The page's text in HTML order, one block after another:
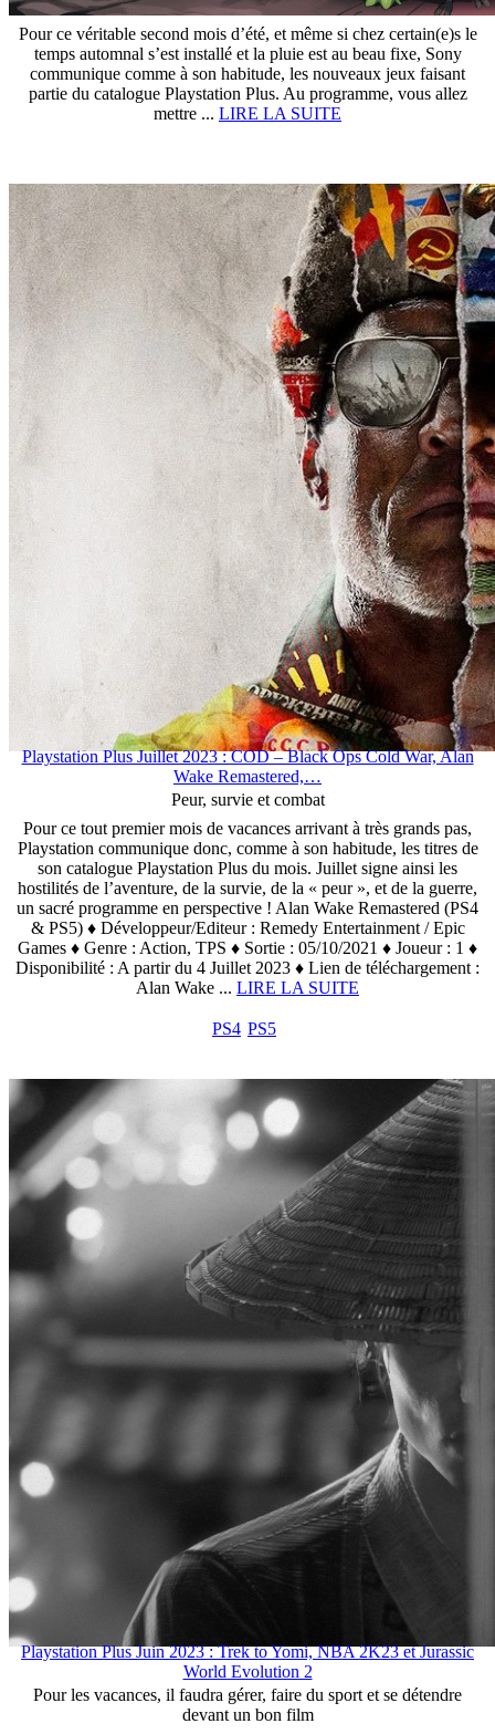
Pour ce véritable second mois d’été, et même si chez certain(e)s le
temps automnal s’est installé et la pluie est au beau fixe, Sony
communique comme à son habitude, les nouveaux jeux faisant
partie du catalogue Playstation Plus. Au programme, vous allez
mettre ... LIRE LA SUITE
Playstation Plus Juillet 2023 : COD – Black Ops Cold War, Alan
Wake Remastered,…
Peur, survie et combat
Pour ce tout premier mois de vacances arrivant à très grands pas,
Playstation communique donc, comme à son habitude, les titres de
son catalogue Playstation Plus du mois. Juillet signe ainsi les
hostilités de l’aventure, de la survie, de la « peur », et de la guerre,
un sacré programme en perspective ! Alan Wake Remastered (PS4
& PS5) ♦ Développeur/Editeur : Remedy Entertainment / Epic
Games ♦ Genre : Action, TPS ♦ Sortie : 05/10/2021 ♦ Joueur : 1 ♦
Disponibilité : A partir du 4 Juillet 2023 ♦ Lien de téléchargement :
Alan Wake ... LIRE LA SUITE
PS4 PS5
Playstation Plus Juin 2023 : Trek to Yomi, NBA 2K23 et Jurassic
World Evolution 2
Pour les vacances, il faudra gérer, faire du sport et se détendre
devant un bon film